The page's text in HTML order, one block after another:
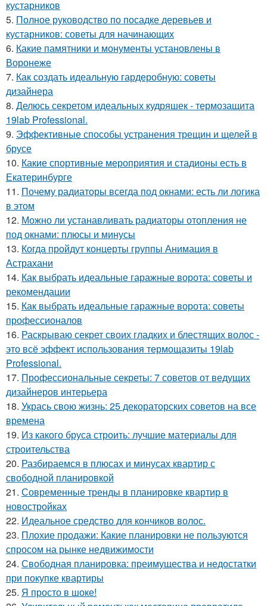
кустарников
5. Полное руководство по посадке деревьев и
кустарников: советы для начинающих
6. Какие памятники и монументы установлены в
Воронеже
7. Как создать идеальную гардеробную: советы
дизайнера
8. Делюсь секретом идеальных кудряшек - термозащита
19lab Professional.
9. Эффективные способы устранения трещин и щелей в
брусе
10. Какие спортивные мероприятия и стадионы есть в
Екатеринбурге
11. Почему радиаторы всегда под окнами: есть ли логика
в этом
12. Можно ли устанавливать радиаторы отопления не
под окнами: плюсы и минусы
13. Когда пройдут концерты группы Анимация в
Астрахани
14. Как выбрать идеальные гаражные ворота: советы и
рекомендации
15. Как выбрать идеальные гаражные ворота: советы
профессионалов
16. Раскрываю секрет своих гладких и блестящих волос -
это всё эффект использования термощазиты 19lab
Professional.
17. Профессиональные секреты: 7 советов от ведущих
дизайнеров интерьера
18. Укрась свою жизнь: 25 декораторских советов на все
времена
19. Из какого бруса строить: лучшие материалы для
строительства
20. Разбираемся в плюсах и минусах квартир с
свободной планировкой
21. Современные тренды в планировке квартир в
новостройках
22. Идеальное средство для кончиков волос.
23. Плохие продажи: Какие планировки не пользуются
спросом на рынке недвижимости
24. Свободная планировка: преимущества и недостатки
при покупке квартиры
25. Я просто в шоке!